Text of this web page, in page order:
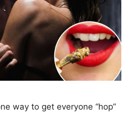
way to get everyone “hop”